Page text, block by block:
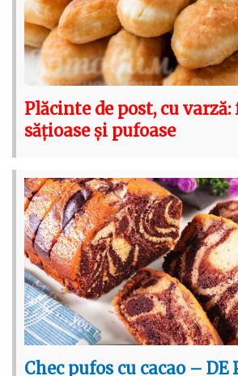
Plăcinte de post, cu
sățioase și pufoase
Chec pufos cu cacao – DE